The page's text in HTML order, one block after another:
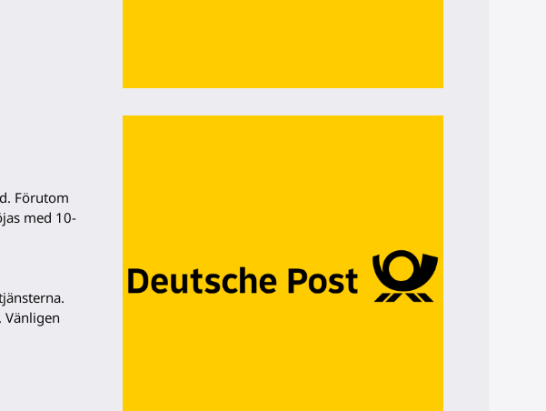
Förutom
med 10-
Vänligen